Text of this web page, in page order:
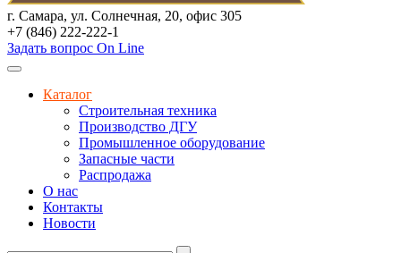
г. Самара, ул. Солнечная, 20, офис 305
+7 (846) 222-222-1
Задать вопрос On Line
Каталог
Строительная техника
Производство ДГУ
Промышленное оборудование
Запасные части
Распродажа
О нас
Контакты
Новости